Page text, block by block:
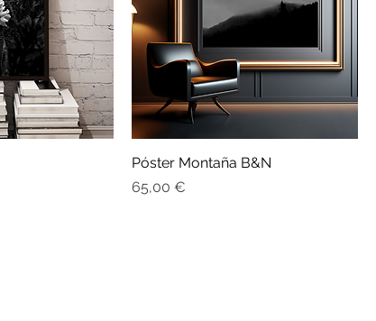
Póster Montaña B&N
Precio
65,00 €